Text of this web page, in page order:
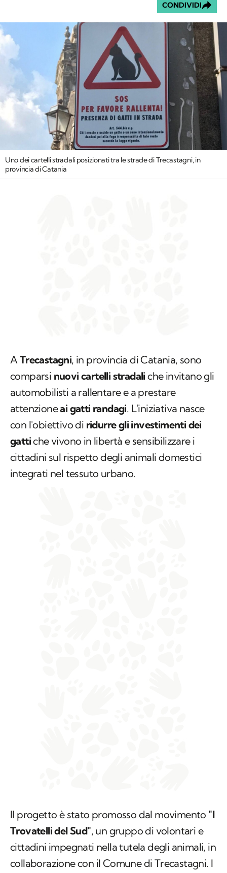
CONDIVIDI
Uno dei cartelli stradali posizionati tra le strade di Trecastagni, in
provincia di Catania
ATrecastagni, in provincia di Catania, sono
comparsi nuovi cartelli stradali che invitano gli
automobilisti a rallentare e a prestare
attenzioneai gatti randagi. L'iniziativa nasce
con l'obiettivo di ridurre gli investimenti dei
gattiche vivono in libertà e sensibilizzare i
cittadini sul rispetto degli animali domestici
integrati nel tessuto urbano.
Il progetto è stato promosso dal movimento "I
Trovatelli del Sud", un gruppo di volontari e
cittadini impegnati nella tutela degli animali, in
collaborazione con il Comune di Trecastagni. I